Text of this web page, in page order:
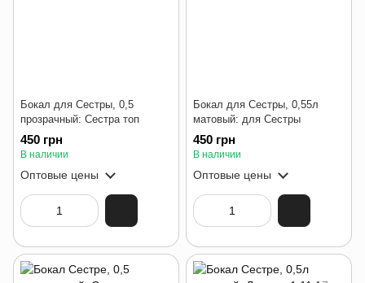
Бокал для Сестры, 0,5
прозрачный: Сестра топ
450 грн
В наличии
Оптовые цены
Бокал для Сестры, 0,55л
матовый: для Сестры
450 грн
В наличии
Оптовые цены